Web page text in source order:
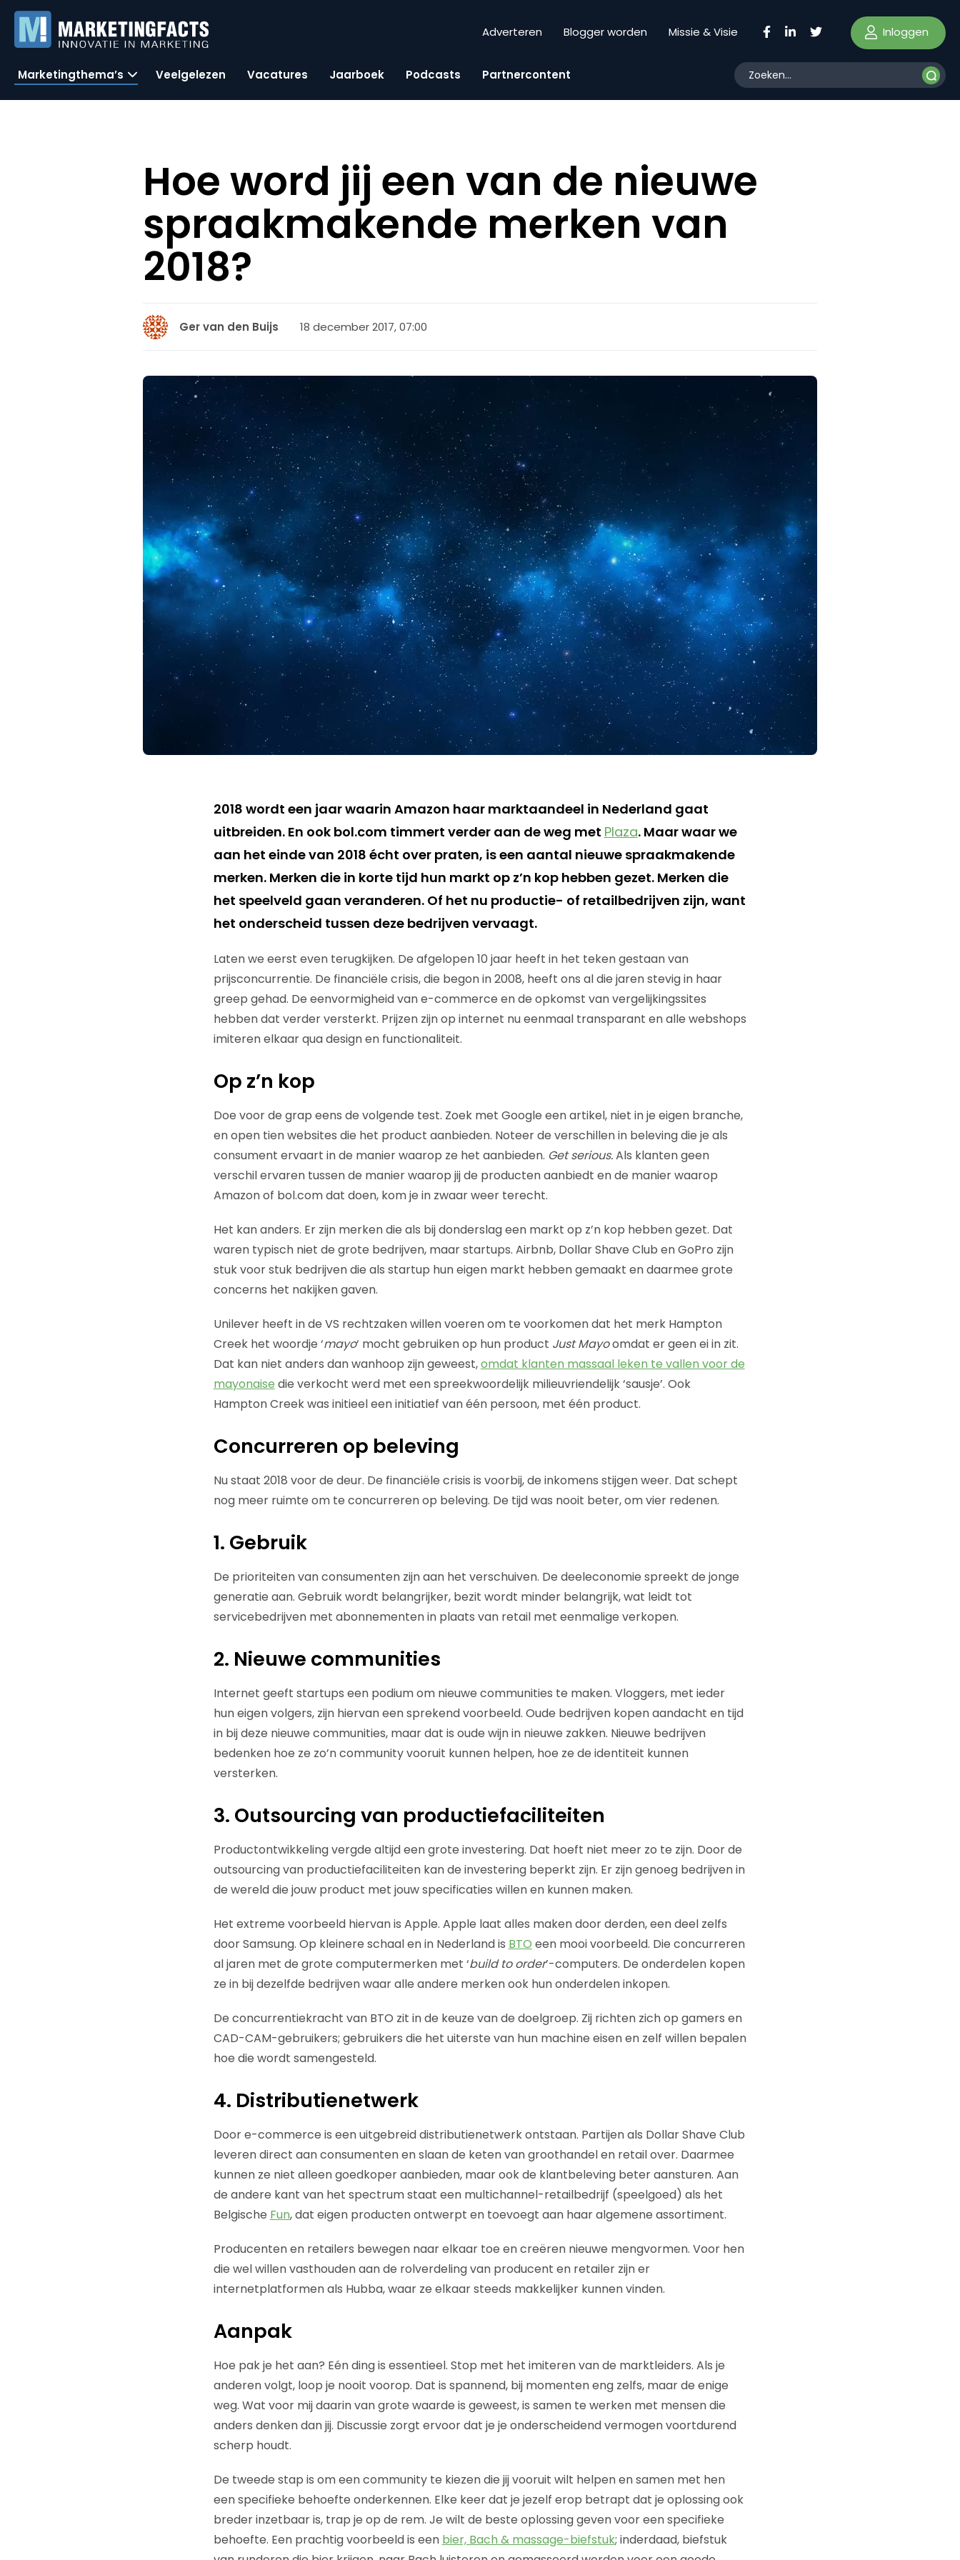
Adverteren Blogger worden Missie & Visie Inloggen
Marketingthema’s Veelgelezen Vacatures Jaarboek Podcasts Partnercontent
Hoe word jij een van de nieuwe
spraakmakende merken van
2018?
Ger van den Buijs 18 december 2017, 07:00
2018 wordt een jaar waarin Amazon haar marktaandeel in Nederland gaat
uitbreiden. En ook bol.com timmert verder aan de weg met Plaza. Maar waar we
aan het einde van 2018 écht over praten, is een aantal nieuwe spraakmakende
merken. Merken die in korte tijd hun markt op z’n kop hebben gezet. Merken die
het speelveld gaan veranderen. Of het nu productie- of retailbedrijven zijn, want
het onderscheid tussen deze bedrijven vervaagt.
Laten we eerst even terugkijken. De afgelopen 10 jaar heeft in het teken gestaan van
prijsconcurrentie. De financiële crisis, die begon in 2008, heeft ons al die jaren stevig in haar
greep gehad. De eenvormigheid van e-commerce en de opkomst van vergelijkingssites
hebben dat verder versterkt. Prijzen zijn op internet nu eenmaal transparant en alle webshops
imiteren elkaar qua design en functionaliteit.
Op z’n kop
Doe voor de grap eens de volgende test. Zoek met Google een artikel, niet in je eigen branche,
en open tien websites die het product aanbieden. Noteer de verschillen in beleving die je als
consument ervaart in de manier waarop ze het aanbieden. Get serious.Als klanten geen
verschil ervaren tussen de manier waarop jij de producten aanbiedt en de manier waarop
Amazon of bol.com dat doen, kom je in zwaar weer terecht.
Het kan anders. Er zijn merken die als bij donderslag een markt op z’n kop hebben gezet. Dat
waren typisch niet de grote bedrijven, maar startups. Airbnb, Dollar Shave Club en GoPro zijn
stuk voor stuk bedrijven die als startup hun eigen markt hebben gemaakt en daarmee grote
concerns het nakijken gaven.
Unilever heeft in de VS rechtzaken willen voeren om te voorkomen dat het merk Hampton
Creek het woordje ‘mayo‘ mocht gebruiken op hun product Just Mayoomdat er geen ei in zit.
Dat kan niet anders dan wanhoop zijn geweest,omdat klanten massaal leken te vallen voor de
mayonaise die verkocht werd met een spreekwoordelijk milieuvriendelijk ‘sausje’. Ook
Hampton Creek was initieel een initiatief van één persoon, met één product.
Concurreren op beleving
Nu staat 2018 voor de deur. De financiële crisis is voorbij, de inkomens stijgen weer. Dat schept
nog meer ruimte om te concurreren op beleving. De tijd was nooit beter, om vier redenen.
1. Gebruik
De prioriteiten van consumenten zijn aan het verschuiven. De deeleconomie spreekt de jonge
generatie aan. Gebruik wordt belangrijker, bezit wordt minder belangrijk, wat leidt tot
servicebedrijven met abonnementen in plaats van retail met eenmalige verkopen.
2. Nieuwe communities
Internet geeft startups een podium om nieuwe communities te maken. Vloggers, met ieder
hun eigen volgers, zijn hiervan een sprekend voorbeeld. Oude bedrijven kopen aandacht en tijd
in bij deze nieuwe communities, maar dat is oude wijn in nieuwe zakken. Nieuwe bedrijven
bedenken hoe ze zo’n community vooruit kunnen helpen, hoe ze de identiteit kunnen
versterken.
3. Outsourcing van productiefaciliteiten
Productontwikkeling vergde altijd een grote investering. Dat hoeft niet meer zo te zijn. Door de
outsourcing van productiefaciliteiten kan de investering beperkt zijn. Er zijn genoeg bedrijven in
de wereld die jouw product met jouw specificaties willen en kunnen maken.
Het extreme voorbeeld hiervan is Apple. Apple laat alles maken door derden, een deel zelfs
door Samsung. Op kleinere schaal en in Nederland is BTO een mooi voorbeeld. Die concurreren
al jaren met de grote computermerken met ‘build to order’-computers. De onderdelen kopen
ze in bij dezelfde bedrijven waar alle andere merken ook hun onderdelen inkopen.
De concurrentiekracht van BTO zit in de keuze van de doelgroep. Zij richten zich op gamers en
CAD-CAM-gebruikers; gebruikers die het uiterste van hun machine eisen en zelf willen bepalen
hoe die wordt samengesteld.
4. Distributienetwerk
Door e-commerce is een uitgebreid distributienetwerk ontstaan. Partijen als Dollar Shave Club
leveren direct aan consumenten en slaan de keten van groothandel en retail over. Daarmee
kunnen ze niet alleen goedkoper aanbieden, maar ook de klantbeleving beter aansturen. Aan
de andere kant van het spectrum staat een multichannel-retailbedrijf (speelgoed) als het
Belgische Fun, dat eigen producten ontwerpt en toevoegt aan haar algemene assortiment.
Producenten en retailers bewegen naar elkaar toe en creëren nieuwe mengvormen. Voor hen
die wel willen vasthouden aan de rolverdeling van producent en retailer zijn er
internetplatformen als Hubba, waar ze elkaar steeds makkelijker kunnen vinden.
Aanpak
Hoe pak je het aan? Eén ding is essentieel. Stop met het imiteren van de marktleiders. Als je
anderen volgt, loop je nooit voorop. Dat is spannend, bij momenten eng zelfs, maar de enige
weg. Wat voor mij daarin van grote waarde is geweest, is samen te werken met mensen die
anders denken dan jij. Discussie zorgt ervoor dat je je onderscheidend vermogen voortdurend
scherp houdt.
De tweede stap is om een community te kiezen die jij vooruit wilt helpen en samen met hen
een specifieke behoefte onderkennen. Elke keer dat je jezelf erop betrapt dat je oplossing ook
breder inzetbaar is, trap je op de rem. Je wilt de beste oplossing geven voor een specifieke
behoefte. Een prachtig voorbeeld is een bier, Bach & massage-biefstuk; inderdaad, biefstuk